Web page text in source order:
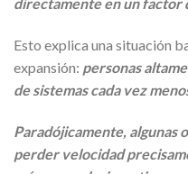
Esto explica una situación
expansión: personas
de sistemas cada vez
Paradójicamente, algunas
perder velocidad